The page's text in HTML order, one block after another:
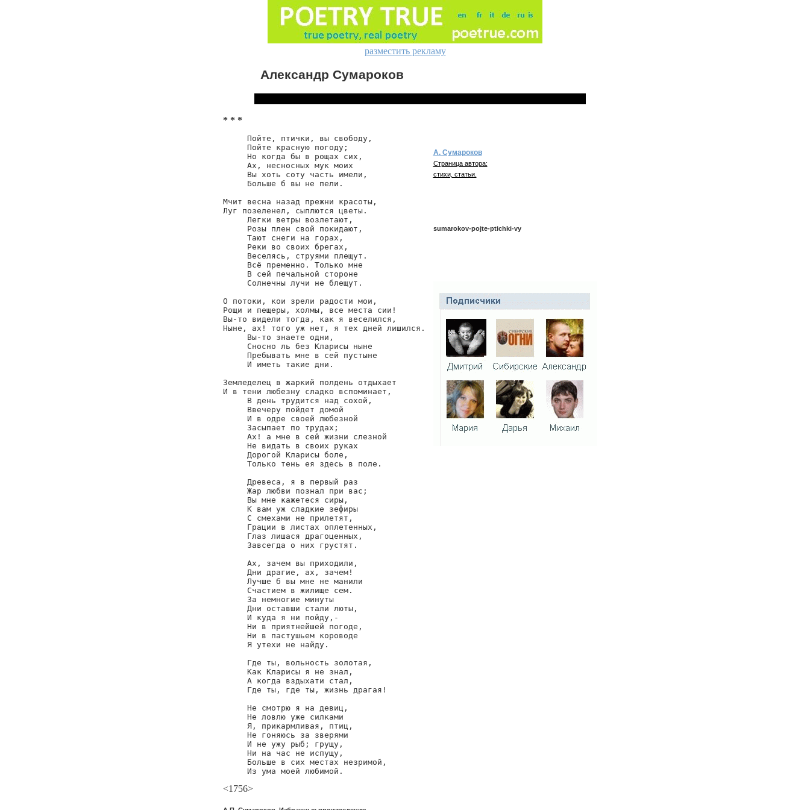
разместить рекламу
Александр Сумароков
* * *
     Пойте, птички, вы свободу,
     Пойте красную погоду;
     Но когда бы в рощах сих,
     Ах, несносных мук моих
     Вы хоть соту часть имели,
     Больше б вы не пели.
Мчит весна назад прежни красоты,
Луг позеленел, сыплются цветы.
     Легки ветры возлетают,
     Розы плен свой покидают,
     Тают снеги на горах,
     Реки во своих брегах,
     Веселясь, струями плещут.
     Всё пременно. Только мне
     В сей печальной стороне
     Солнечны лучи не блещут.
О потоки, кои зрели радости мои,
Рощи и пещеры, холмы, все места сии!
Вы-то видели тогда, как я веселился,
Ныне, ах! того уж нет, я тех дней лишился.
     Вы-то знаете одни,
     Сносно ль без Кларисы ныне
     Пребывать мне в сей пустыне
     И иметь такие дни.
Земледелец в жаркий полдень отдыхает
И в тени любезну сладко вспоминает,
     В день трудится над сохой,
     Ввечеру пойдет домой
     И в одре своей любезной
     Засыпает по трудах;
     Ах! а мне в сей жизни слезной
     Не видать в своих руках
     Дорогой Кларисы боле,
     Только тень ея здесь в поле.
     Древеса, я в первый раз
     Жар любви познал при вас;
     Вы мне кажетеся сиры,
     К вам уж сладкие зефиры
     С смехами не прилетят,
     Грации в листах оплетенных,
     Глаз лишася драгоценных,
     Завсегда о них грустят.
     Ах, зачем вы приходили,
     Дни драгие, ах, зачем!
     Лучше б вы мне не манили
     Счастием в жилище сем.
     За немногие минуты
     Дни оставши стали люты,
     И куда я ни пойду,-
     Ни в приятнейшей погоде,
     Ни в пастушьем короводе
     Я утехи не найду.
     Где ты, вольность золотая,
     Как Кларисы я не знал,
     А когда вздыхати стал,
     Где ты, где ты, жизнь драгая!
     Не смотрю я на девиц,
     Не ловлю уже силками
     Я, прикармливая, птиц,
     Не гоняюсь за зверями
     И не ужу рыб; грущу,
     Ни на час не испущу,
     Больше в сих местах незримой,
     Из ума моей любимой.
<1756>
А. Сумароков
Страница автора:
стихи, статьи.
sumarokov-pojte-ptichki-vy